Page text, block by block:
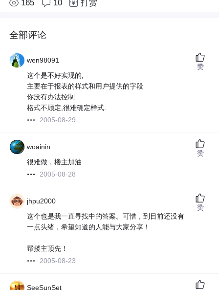
165 10 打赏
全部评论
wen98091
这个是不好实现的,
主要在于报表的样式和用户提供的字段
你没有办法控制.
格式不顾定,很难确定样式.
2005-08-29
赞
woainin
很难做，楼主加油
2005-08-28
赞
jhpu2000
这个也是我一直寻找中的答案。可惜，到目前还没有
一点头绪，希望知道的人能与大家分享！
帮搂主顶先！
2005-08-23
赞
SeeSunSet